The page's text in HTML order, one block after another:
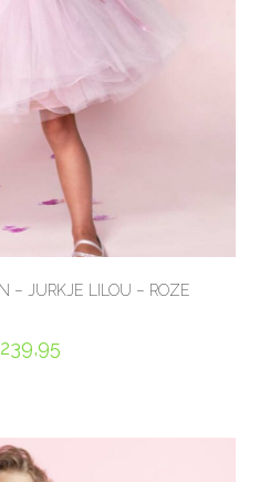
– JURKJE LILOU – ROZE
239,95